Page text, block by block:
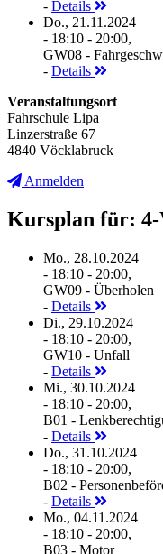
- Details
Do., 21.11.2024
- 18:10 - 20:00,
GW08 -
- Details
Veranstaltungsort
Fahrschule Lipa
Linzerstraße 67
4840 Vöcklabruck
Anmelden
Kursplan für: 4-
Mo., 28.10.2024
- 18:10 - 20:00,
GW09 - Überholen
- Details
Di., 29.10.2024
- 18:10 - 20:00,
GW10 - Unfall
- Details
Mi., 30.10.2024
- 18:10 - 20:00,
B01 -
- Details
Do., 31.10.2024
- 18:10 - 20:00,
B02 -
- Details
Mo., 04.11.2024
- 18:10 - 20:00,
B03 - Motor